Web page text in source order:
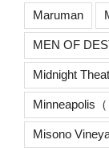
Maruman
MEN OF
Midnight
Minneapolis
Misono